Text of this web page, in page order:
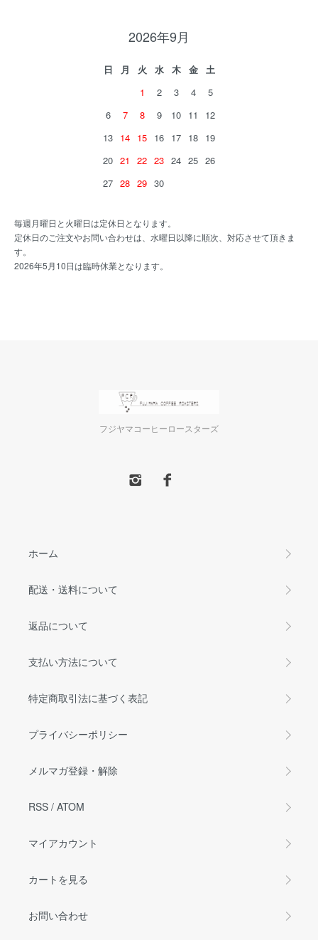
2026年9月
日 月 火 水 木 金
土
1
2 3 4
5
6
7 8 9 10 11
12
13 14 15 16 17 18 19
20 21 22 23 24 25 26
27 28 29 30
毎週月曜日と火曜日は定休日となります。
定休日のご注文やお問い合わせは、水曜日以降に順次、対応させて頂きま
す。
2026年5月10日は臨時休業となります。
フジヤマコーヒーロースターズ
ホーム
配送・送料について
返品について
支払い方法について
特定商取引法に基づく表記
プライバシーポリシー
メルマガ登録・解除
RSS / ATOM
マイアカウント
カートを見る
お問い合わせ